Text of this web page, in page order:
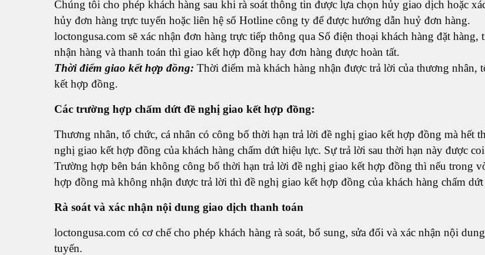
Chúng tôi cho phép khách hàng sau khi rà soát thông tin được lựa chọn hủy giao dịch hoặc
hủy đơn hàng trực tuyến hoặc liên hệ số Hotline công ty để được hướng dẫn huỷ đơn hàng.
loctongusa.com sẽ xác nhận đơn hàng trực tiếp thông qua Số điện thoại khách hàng đặt
nhận hàng và thanh toán thì giao kết hợp đồng hay đơn hàng được hoàn tất.
Thời điểm giao kết hợp đồng: Thời điểm mà khách hàng nhận được trả lời của thương nhân,
kết hợp đồng.
Các trường hợp chấm dứt đề nghị giao kết hợp đồng:
Thương nhân, tổ chức, cá nhân có công bố thời hạn trả lời đề nghị giao kết hợp đồng mà hết
nghị giao kết hợp đồng của khách hàng chấm dứt hiệu lực. Sự trả lời sau thời hạn này được
Trường hợp bên bán không công bố thời hạn trả lời đề nghị giao kết hợp đồng thì nếu trong
hợp đồng mà không nhận được trả lời thì đề nghị giao kết hợp đồng của khách hàng chấm
Rà soát và xác nhận nội dung giao dịch thanh toán
loctongusa.com có cơ chế cho phép khách hàng rà soát, bổ sung, sửa đổi và xác nhận nội
tuyến.